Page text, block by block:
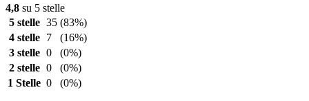
4,8 su 5 stelle
5 stelle 35 (83%)
4 stelle
7
(16%)
3 stelle 0
(0%)
2 stelle 0
(0%)
1 Stelle 0 (0%)